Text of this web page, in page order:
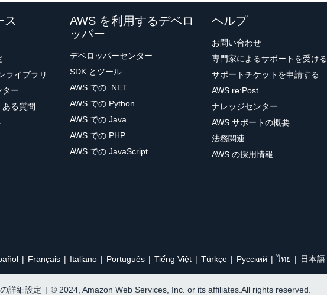
ス
ライブラリ
ター
る質問
AWS を利用するデベロ
ッパー
デベロッパーセンター
SDK とツール
AWS での .NET
AWS での Python
AWS での Java
AWS での PHP
AWS での JavaScript
ヘルプ
お問い合わせ
専門家によるサポートを受ける
サポートチケットを申請する
AWS re:Post
ナレッジセンター
AWS サポートの概要
法務関連
AWS の採用情報
Français Italiano Português Tiếng Việt Türkçe Ρусский ไทย 日本語
詳細設定 | © 2024, Amazon Web Services, Inc. or its affiliates.All rights reserved.